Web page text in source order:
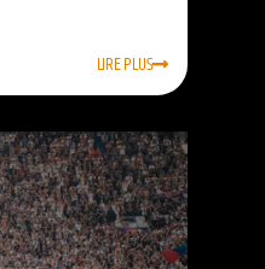
LIRE PLUS